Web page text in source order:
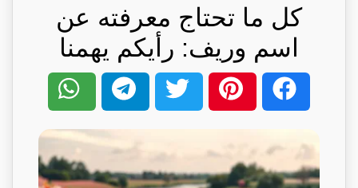
كل ما تحتاج معرفته عن
اسم وريف: رأيكم يهمنا